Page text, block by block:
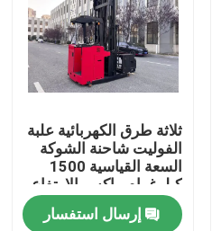
ثلاثة طرق الكهربائية علبة
الفوليت شاحنة الشوكة
السعة القياسية 1500
كيلوغرام ماكس.الارتفاع
7000 ملم بيئات تخزين
عالية الكثافةإرسال استفسار